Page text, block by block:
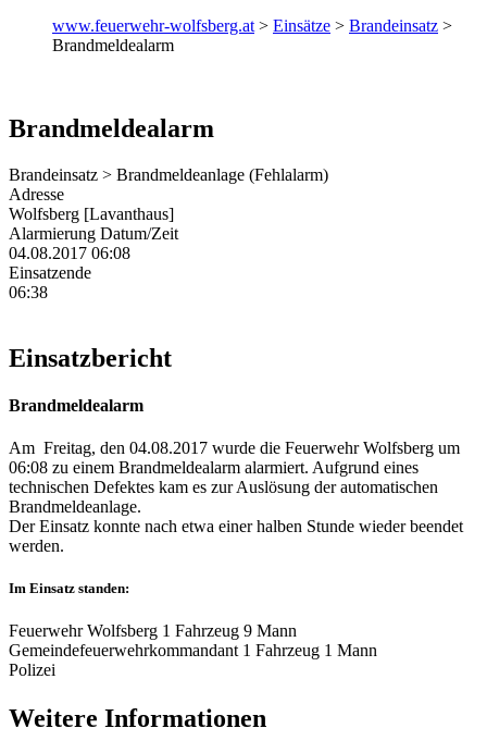
www.feuerwehr-wolfsberg.at > Einsätze > Brandeinsatz >
Brandmeldealarm
Brandmeldealarm
Brandeinsatz > Brandmeldeanlage (Fehlalarm)
Adresse
Wolfsberg [Lavanthaus]
Alarmierung Datum/Zeit
04.08.2017 06:08
Einsatzende
06:38
Einsatzbericht
Brandmeldealarm
Am Freitag, den 04.08.2017 wurde die Feuerwehr Wolfsberg um
06:08 zu einem Brandmeldealarm alarmiert. Aufgrund eines
technischen Defektes kam es zur Auslösung der automatischen
Brandmeldeanlage.
Der Einsatz konnte nach etwa einer halben Stunde wieder beendet
werden.
Im Einsatz standen:
Feuerwehr Wolfsberg 1 Fahrzeug 9 Mann
Gemeindefeuerwehrkommandant 1 Fahrzeug 1 Mann
Polizei
Weitere Informationen